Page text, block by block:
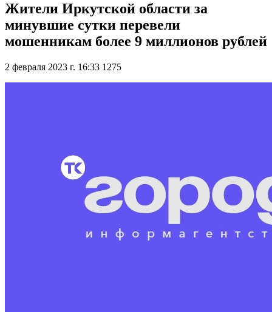
Жители Иркутской области за
минувшие сутки перевели
мошенникам более 9 миллионов рублей
2 февраля 2023 г. 16:33 1275